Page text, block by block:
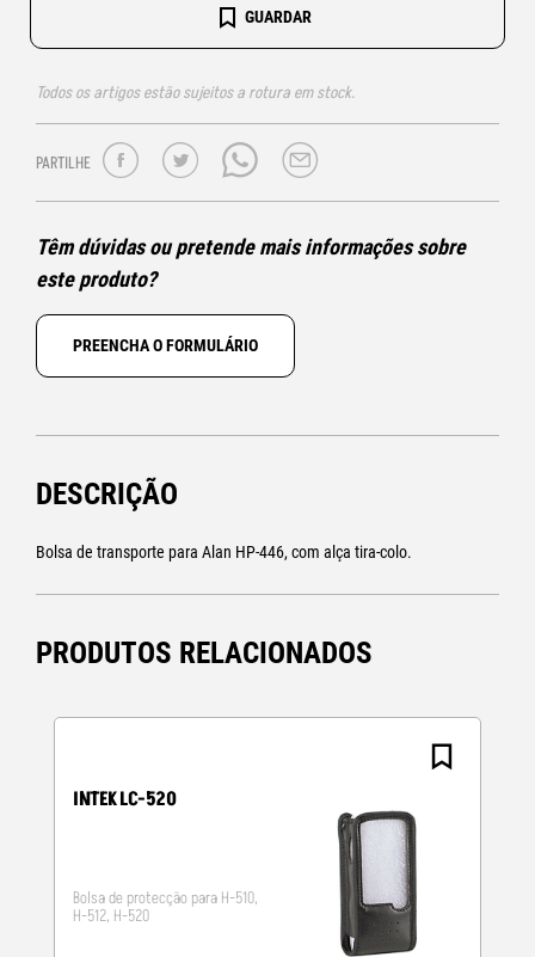
GUARDAR
Todos os artigos estão sujeitos a rotura em stock.
PARTILHE
Têm dúvidas ou pretende mais informações sobre
este produto?
PREENCHA O FORMULÁRIO
DESCRIÇÃO
Bolsa de transporte para Alan HP-446, com alça tira-colo.
PRODUTOS RELACIONADOS
INTEK LC-520
Bolsa de protecção para H-510,
H-512, H-520